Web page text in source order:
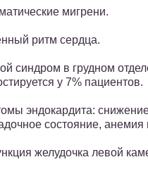
мигрени.
ритм сердца.
синдром в грудном
у 7% пациентов.
эндокардита:
состояние, анемия
желудочка левой